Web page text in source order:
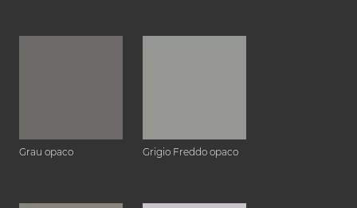
Grau opaco Grigio Freddo opaco